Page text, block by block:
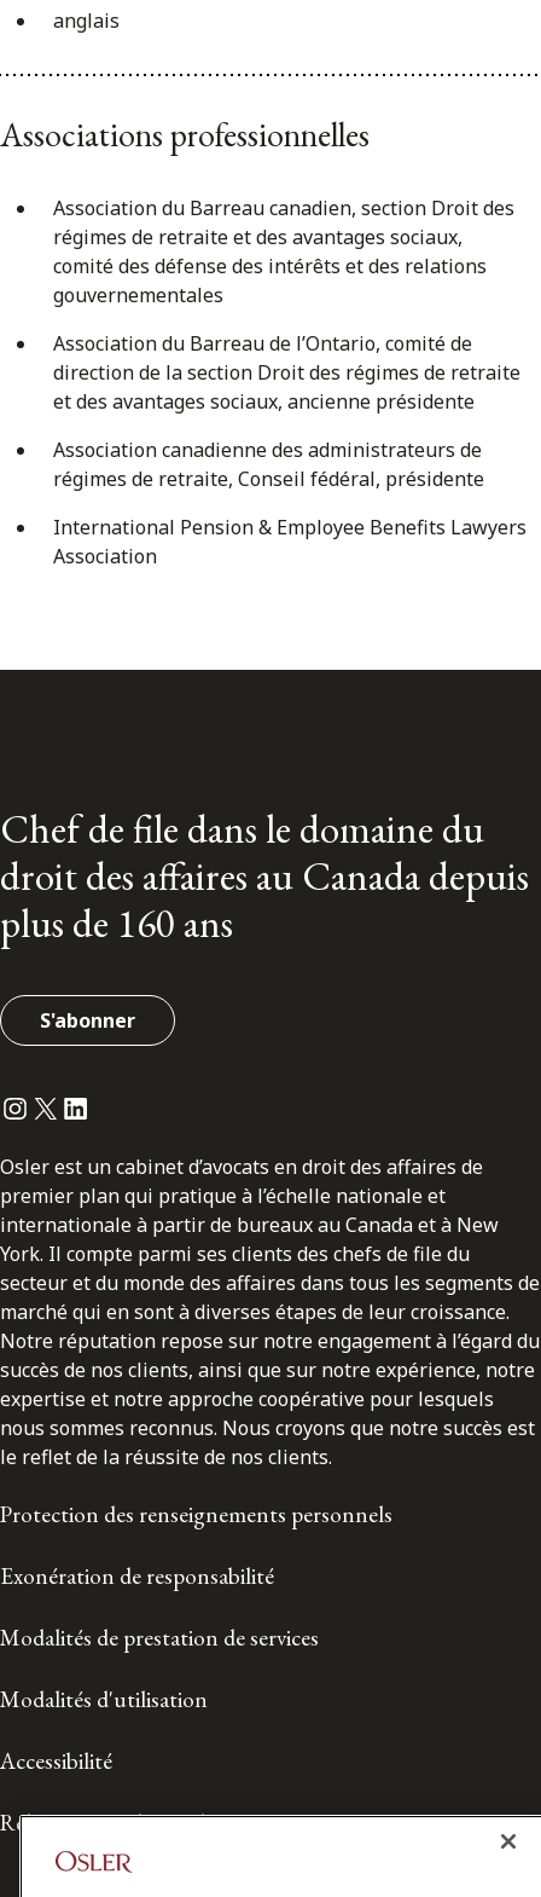
anglais
Associations professionnelles
Association du Barreau canadien, section Droit des
régimes de retraite et des avantages sociaux,
comité des défense des intérêts et des relations
gouvernementales
Association du Barreau de l’Ontario, comité de
direction de la section Droit des régimes de retraite
et des avantages sociaux, ancienne présidente
Association canadienne des administrateurs de
régimes de retraite, Conseil fédéral, présidente
International Pension & Employee Benefits Lawyers
Association
Chef de file dans le domaine du
droit des affaires au Canada depuis
plus de 160 ans
S'abonner
Instagram
Twitter
LinkedIn
Osler est un cabinet d’avocats en droit des affaires de
premier plan qui pratique à l’échelle nationale et
internationale à partir de bureaux au Canada et à New
York. Il compte parmi ses clients des chefs de file du
secteur et du monde des affaires dans tous les segments de
marché qui en sont à diverses étapes de leur croissance.
Notre réputation repose sur notre engagement à l’égard du
succès de nos clients, ainsi que sur notre expérience, notre
expertise et notre approche coopérative pour lesquels
nous sommes reconnus. Nous croyons que notre succès est
le reflet de la réussite de nos clients.
Protection des renseignements personnels
Exonération de responsabilité
Modalités de prestation de services
Modalités d'utilisation
Accessibilité
Relations avec les médias